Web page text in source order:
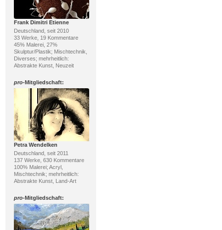
Frank Dimitri Etienne
Deutschland, seit 2010
33 Werke, 19 Kommentare
45% Malerei, 27%
Skulptur/Plastik; Mischtechnik,
Diverses; mehrheitlich:
Abstrakte Kunst, Neuzeit
pro-Mitgliedschaft:
Petra Wendelken
Deutschland, seit 2011
137 Werke, 630 Kommentare
100% Malerei; Acryl,
Mischtechnik; mehrheitlich:
Abstrakte Kunst, Land-Art
pro-Mitgliedschaft: